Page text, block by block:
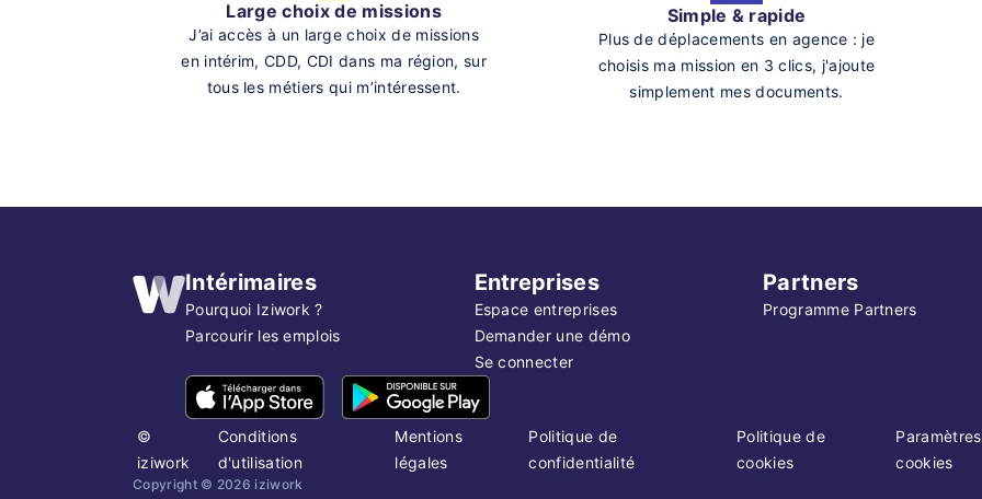
Large choix de missions
J’ai accès à un large choix de missions
en intérim, CDD, CDI dans ma région, sur
tous les métiers qui m’intéressent.
Simple & rapide
Plus de déplacements en agence : je
choisis ma mission en 3 clics, j'ajoute
simplement mes documents.
Intérimaires
Pourquoi Iziwork ?
Parcourir les emplois
Entreprises
Espace entreprises
Demander une démo
Se connecter
Partners
Programme Partners
©
iziwork
Conditions
d'utilisation
Mentions
légales
Politique de
confidentialité
Politique de
cookies
cookies
Copyright © 2026 iziwork